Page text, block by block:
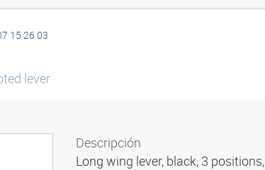
15 26 03
lever
Descripción
Long wing lever, black, 3 positions,